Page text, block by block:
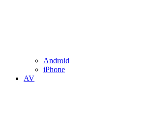
Android
iPhone
AV